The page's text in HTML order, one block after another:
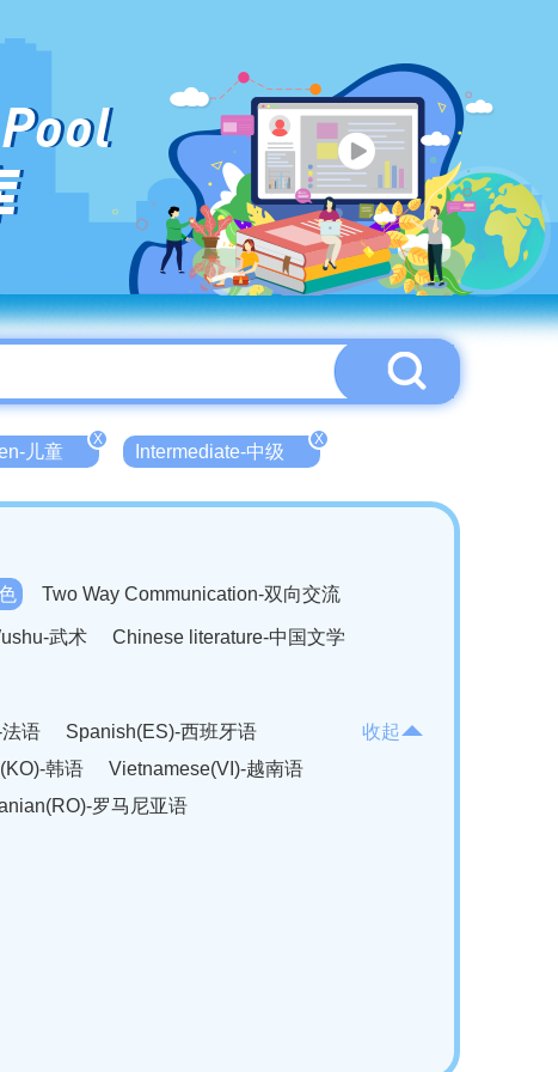
儿童
X
Intermediate-中级
X
Two Way Communication-双向交流
武术 Chinese literature-中国文学
语
Spanish(ES)-西班牙语
韩语
Vietnamese(VI)-越南语
罗马尼亚语
收起